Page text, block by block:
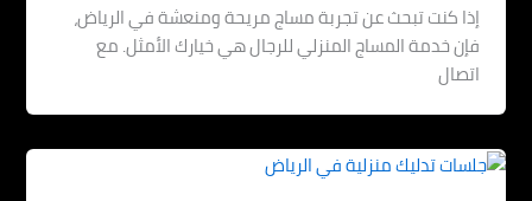
إذا كنت تبحث عن تجربة مساج مريحة ومنعشة في الرياض،
فإن خدمة المساج المنزلي للرجال هي خيارك الأمثل. مع
اتصال